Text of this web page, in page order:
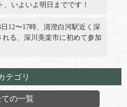
いよいよ明日までです！
12〜17時、清澄白河駅近く深
れる、深川美楽市に初めて参加
テゴリ
ての一覧